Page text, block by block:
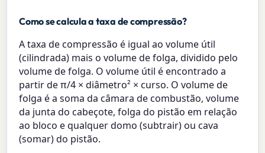
Como se calcula a taxa de compressão?
A taxa de compressão é igual ao volume útil
(cilindrada) mais o volume de folga, dividido pelo
volume de folga. O volume útil é encontrado a
partir de π/4 × diâmetro² × curso. O volume de
folga é a soma da câmara de combustão, volume
da junta do cabeçote, folga do pistão em relação
ao bloco e qualquer domo (subtrair) ou cava
(somar) do pistão.